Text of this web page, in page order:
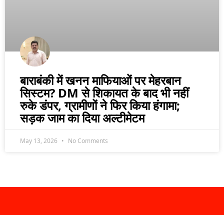
बाराबंकी में खनन माफियाओं पर मेहरबान
सिस्टम? DM से शिकायत के बाद भी नहीं
रुके डंपर, ग्रामीणों ने फिर किया हंगामा;
सड़क जाम का दिया अल्टीमेटम
May 13, 2026 No Comments